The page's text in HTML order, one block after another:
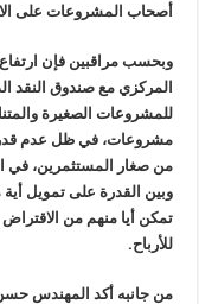
أصحاب المشروعات على
وبحسب مراقبين فإن ارتفاع
المركزي مع صندوق النقد
للمشروعات الصغيرة
مشروعات، في ظل عدم
من صغار المستثمرين، في
وبين القدرة على تمويل
تمكن أيا منهم من الاقتراض
للأرباح.
من جانبه أكد المهندس